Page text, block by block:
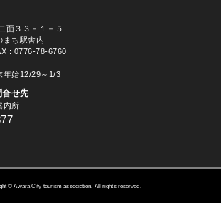
３３－１－５
まち駅舎内
: 0776-78-6760
年始12/29～1/3
せ先
内所
© Awara City tourism association. All rights reserved.